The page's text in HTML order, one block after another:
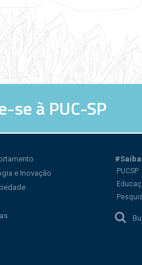
se à PUC-SP
e Inovação
PUCSP